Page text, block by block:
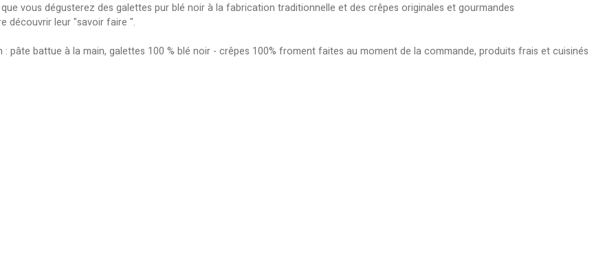
vous dégusterez des galettes pur blé noir à la fabrication traditionnelle et des crêpes originales et gourmandes
découvrir leur "savoir faire ".
battue à la main, galettes 100 % blé noir - crêpes 100% froment faites au moment de la commande, produits frais et cuisinés